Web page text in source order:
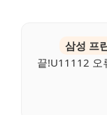
삼성 프
끝!U11112 오